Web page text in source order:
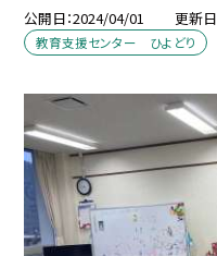
公開日 2024/04/01 更新日
教育支援センター ひよどり